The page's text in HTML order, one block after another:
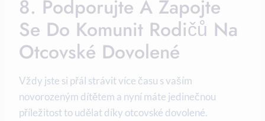
8. Podporujte A Zapojte
Se Do Komunit Rodičů Na​
Otcovské Dovolené
Vždy⁣ jste si přál strávit více​ času s vaším
novorozeným dítětem‌ a nyní máte jedinečnou
příležitost to udělat díky otcovské dovolené.